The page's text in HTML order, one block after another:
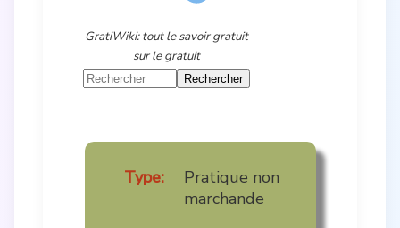
GratiWiki: tout le savoir gratuit
sur le gratuit
Type:
Pratique non
marchande